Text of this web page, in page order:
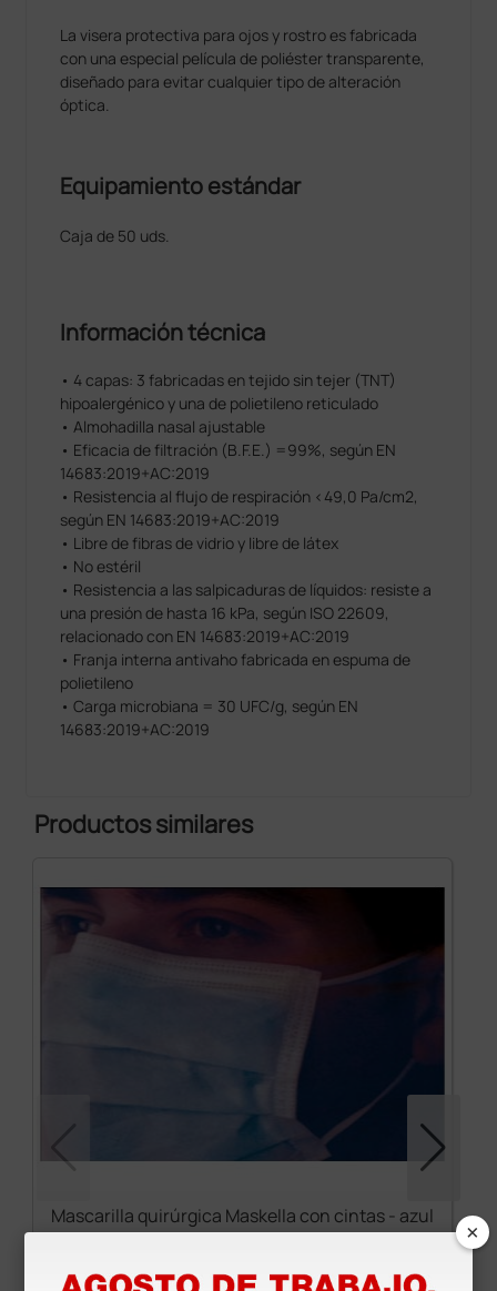
La visera protectiva para ojos y rostro es fabricada
con una especial película de poliéster transparente,
diseñado para evitar cualquier tipo de alteración
óptica.
Equipamiento estándar
Caja de 50 uds.
Información técnica
• 4 capas: 3 fabricadas en tejido sin tejer (TNT)
hipoalergénico y una de polietileno reticulado
• Almohadilla nasal ajustable
• Eficacia de filtración (B.F.E.) =99%, según EN
14683:2019+AC:2019
• Resistencia al flujo de respiración <49,0 Pa/cm2,
según EN 14683:2019+AC:2019
• Libre de fibras de vidrio y libre de látex
• No estéril
• Resistencia a las salpicaduras de líquidos: resiste a
una presión de hasta 16 kPa, según ISO 22609,
relacionado con EN 14683:2019+AC:2019
• Franja interna antivaho fabricada en espuma de
polietileno
• Carga microbiana = 30 UFC/g, según EN
14683:2019+AC:2019
Productos similares
Mascarilla quirúrgica Maskella con cintas - azul ×